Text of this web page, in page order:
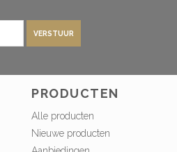
VERSTUUR
PRODUCTEN
Alle producten
Nieuwe producten